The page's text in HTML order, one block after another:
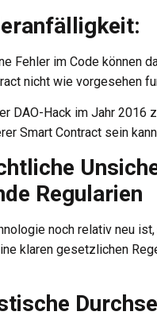
Fehler im Code können
nicht wie vorgesehen
DAO-Hack im Jahr 2016
Smart Contract sein
Regularien
noch relativ neu
klaren gesetzlichen